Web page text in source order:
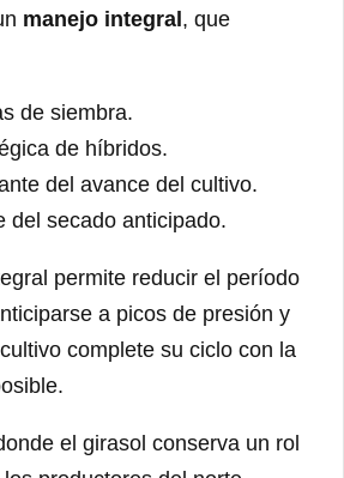
manejo integral , que
de siembra.
de híbridos.
del avance del cultivo.
del secado anticipado.
permite reducir el período
a picos de presión y
complete su ciclo con la
el girasol conserva un rol